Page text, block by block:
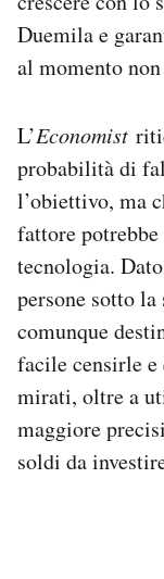
Duemila e
al momento
L’Economist
probabilità di
l’obiettivo, ma
fattore
tecnologia.
persone sotto
comunque
facile censirle
mirati, oltre a
maggiore
soldi da